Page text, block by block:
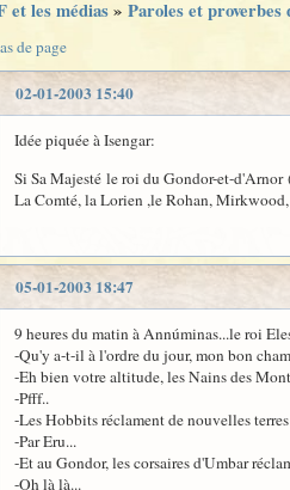
et les médias» Paroles et
de page
02-01-2003 15:40
Idée piquée à Isengar:
Si Sa Majesté le roi du Gondor-et-
La Comté, la Lorien ,le Rohan,
05-01-2003 18:47
9 heures du matin à Annúminas...le roi
-Qu'y a-t-il à l'ordre du jour, mon bon
-Eh bien votre altitude, les Nains des
-Pfff..
-Les Hobbits réclament de nouvelles
-Par Eru...
-Et au Gondor, les corsaires d'Umbar
-Oh là là...